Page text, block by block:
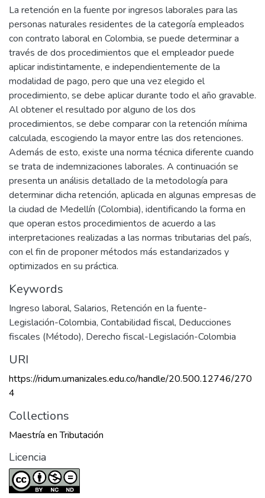
La retención en la fuente por ingresos laborales para las
personas naturales residentes de la categoría empleados
con contrato laboral en Colombia, se puede determinar a
través de dos procedimientos que el empleador puede
aplicar indistintamente, e independientemente de la
modalidad de pago, pero que una vez elegido el
procedimiento, se debe aplicar durante todo el año gravable.
Al obtener el resultado por alguno de los dos
procedimientos, se debe comparar con la retención mínima
calculada, escogiendo la mayor entre las dos retenciones.
Además de esto, existe una norma técnica diferente cuando
se trata de indemnizaciones laborales. A continuación se
presenta un análisis detallado de la metodología para
determinar dicha retención, aplicada en algunas empresas de
la ciudad de Medellín (Colombia), identificando la forma en
que operan estos procedimientos de acuerdo a las
interpretaciones realizadas a las normas tributarias del país,
con el fin de proponer métodos más estandarizados y
optimizados en su práctica.
Keywords
Ingreso laboral, Salarios, Retención en la fuente-
Legislación-Colombia, Contabilidad fiscal, Deducciones
fiscales (Método), Derecho fiscal-Legislación-Colombia
URI
https://ridum.umanizales.edu.co/handle/20.500.12746/270
4
Collections
Maestría en Tributación
Licencia